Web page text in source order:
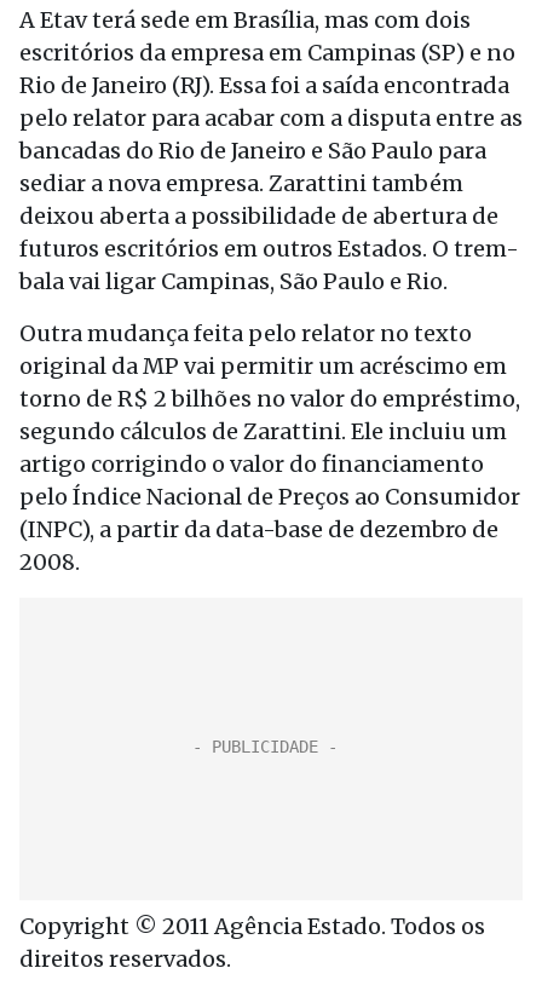
A Etav terá sede em Brasília, mas com dois
escritórios da empresa em Campinas (SP) e no
Rio de Janeiro (RJ). Essa foi a saída encontrada
pelo relator para acabar com a disputa entre as
bancadas do Rio de Janeiro e São Paulo para
sediar a nova empresa. Zarattini também
deixou aberta a possibilidade de abertura de
futuros escritórios em outros Estados. O trem-
bala vai ligar Campinas, São Paulo e Rio.
Outra mudança feita pelo relator no texto
original da MP vai permitir um acréscimo em
torno de R$ 2 bilhões no valor do empréstimo,
segundo cálculos de Zarattini. Ele incluiu um
artigo corrigindo o valor do financiamento
pelo Índice Nacional de Preços ao Consumidor
(INPC), a partir da data-base de dezembro de
2008.
Copyright © 2011 Agência Estado. Todos os
direitos reservados.